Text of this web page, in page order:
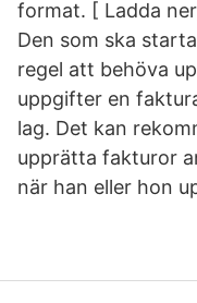
format. [ Ladda
Den som ska
regel att behöva
uppgifter en
lag. Det kan
upprätta fakturor
när han eller hon